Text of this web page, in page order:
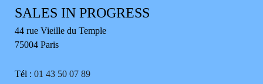
SALES IN PROGRESS
44 rue Vieille du Temple
75004 Paris
Tél : 01 43 50 07 89